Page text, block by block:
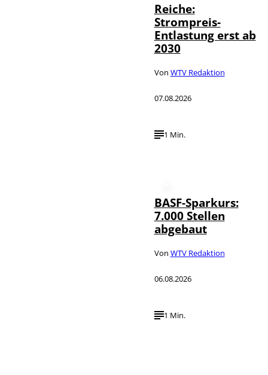
Reiche:
Strompreis-
Entlastung erst ab
2030
Von WTV Redaktion
07.08.2026
1 Min.
BASF-Sparkurs:
7.000 Stellen
abgebaut
Von WTV Redaktion
06.08.2026
1 Min.